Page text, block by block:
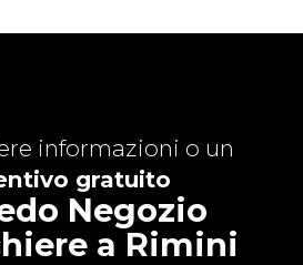
informazioni o un
gratuito
Negozio
a Rimini